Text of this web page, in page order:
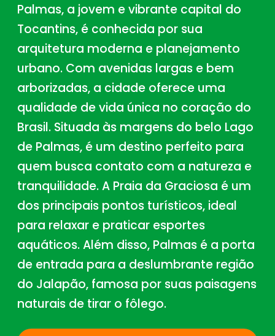
Palmas, a jovem e vibrante capital do
Tocantins, é conhecida por sua
arquitetura moderna e planejamento
urbano. Com avenidas largas e bem
arborizadas, a cidade oferece uma
qualidade de vida única no coração do
Brasil. Situada às margens do belo Lago
de Palmas, é um destino perfeito para
quem busca contato com a natureza e
tranquilidade. A Praia da Graciosa é um
dos principais pontos turísticos, ideal
para relaxar e praticar esportes
aquáticos. Além disso, Palmas é a porta
de entrada para a deslumbrante região
do Jalapão, famosa por suas paisagens
naturais de tirar o fôlego.